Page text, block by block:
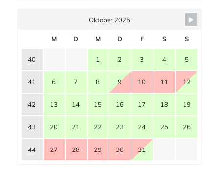
Oktober 2025
M D M D F S S
40 1 2 3 4 5
41 6 7 8 9 10 11 12
42 13 14 15 16 17 18 19
43 20 21 22 23 24 25 26
44 27 28 29 30 31